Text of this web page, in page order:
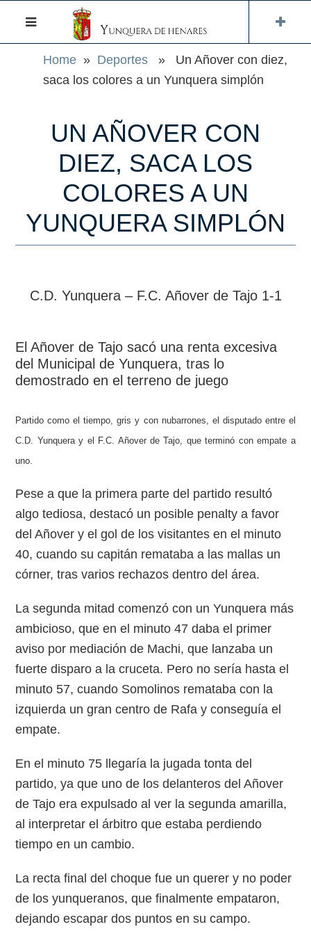
Home » Deportes » Un Añover con diez,
saca los colores a un Yunquera simplón
UN AÑOVER CON
DIEZ, SACA LOS
COLORES A UN
YUNQUERA SIMPLÓN
C.D. Yunquera – F.C. Añover de Tajo 1-1
El Añover de Tajo sacó una renta excesiva
del Municipal de Yunquera, tras lo
demostrado en el terreno de juego
Partido como el tiempo, gris y con nubarrones, el disputado entre el
C.D. Yunquera y el F.C. Añover de Tajo, que terminó con empate a
uno.
Pese a que la primera parte del partido resultó
algo tediosa, destacó un posible penalty a favor
del Añover y el gol de los visitantes en el minuto
40, cuando su capitán remataba a las mallas un
córner, tras varios rechazos dentro del área.
La segunda mitad comenzó con un Yunquera más
ambicioso, que en el minuto 47 daba el primer
aviso por mediación de Machi, que lanzaba un
fuerte disparo a la cruceta. Pero no sería hasta el
minuto 57, cuando Somolinos remataba con la
izquierda un gran centro de Rafa y conseguía el
empate.
En el minuto 75 llegaría la jugada tonta del
partido, ya que uno de los delanteros del Añover
de Tajo era expulsado al ver la segunda amarilla,
al interpretar el árbitro que estaba perdiendo
tiempo en un cambio.
La recta final del choque fue un querer y no poder
de los yunqueranos, que finalmente empataron,
dejando escapar dos puntos en su campo.